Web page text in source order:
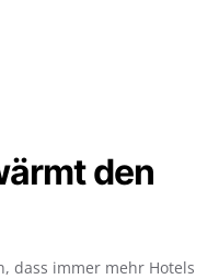
den
dass immer mehr Hotels